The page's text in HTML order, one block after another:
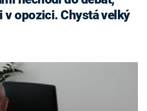
v opozici. Chystá velký